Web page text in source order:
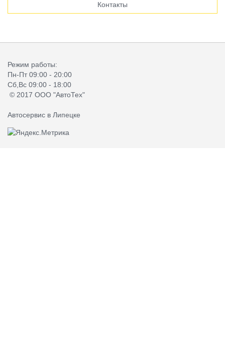
Контакты
Режим работы:
Пн-Пт 09:00 - 20:00
Сб,Вс 09:00 - 18:00
© 2017 ООО "АвтоТех"
Автосервис в Липецке